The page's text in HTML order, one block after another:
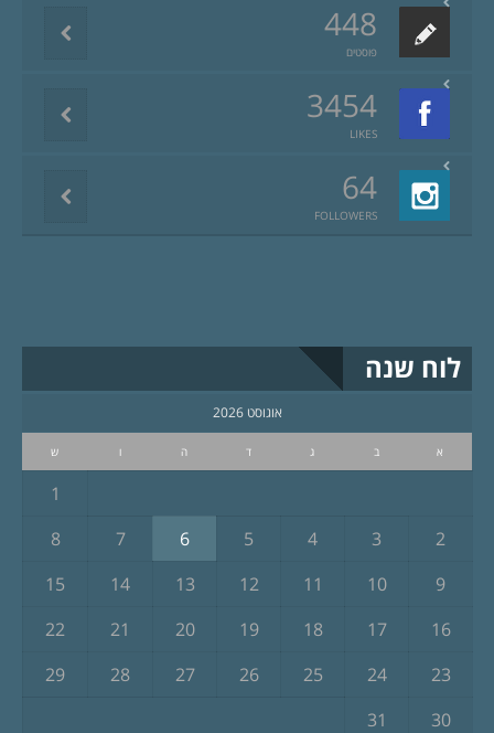
448
פוסטים
3454
LIKES
64
FOLLOWERS
לוח שנה
אוגוסט 2026
א ב ג ד ה ו ש
1
2
3
4
5
6
7
8
9
10
11
12
13
14
15
16
17
18
19
20
21
22
23
24
25
26
27
28
29
30
31